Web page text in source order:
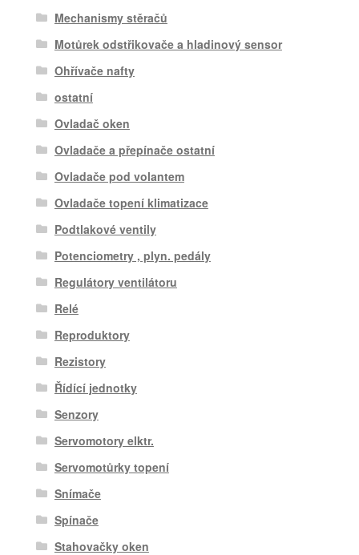
Mechanismy stěračů
Motůrek odstřikovače a hladinový sensor
Ohřívače nafty
ostatní
Ovladač oken
Ovladače a přepínače ostatní
Ovladače pod volantem
Ovladače topení klimatizace
Podtlakové ventily
Potenciometry , plyn. pedály
Regulátory ventilátoru
Relé
Reproduktory
Rezistory
Řídící jednotky
Senzory
Servomotory elktr.
Servomotůrky topení
Snímače
Spínače
Stahovačky oken